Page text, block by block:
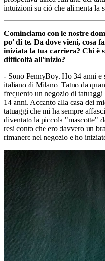
intuizioni su ciò che alimenta la
Cominciamo con le nostre
po' di te. Da dove vieni, cosa
iniziata la tua carriera? Chi è
difficoltà all'inizio?
- Sono PennyBoy. Ho 34 anni e
italiano di Milano. Tatuo da
frequento un negozio di
14 anni. Accanto alla casa dei
tatuaggi che mi ha sempre
diventato la piccola "mascotte"
resi conto che ero davvero un
rimanere nel negozio e ho